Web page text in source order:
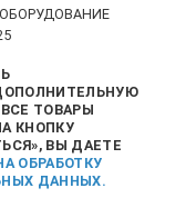
ТОВАРЫ
КНОПКУ
ВЫ ДАЕТЕ
ОБРАБОТКУ
ДАННЫХ.